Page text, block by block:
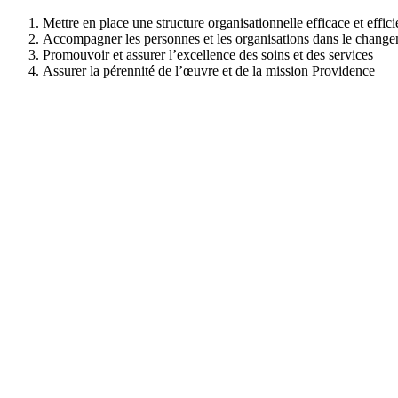
Mettre en place une structure organisationnelle efficace et
Accompagner les personnes et les organisations dans le
Promouvoir et assurer l’excellence des soins et des services
Assurer la pérennité de l’œuvre et de la mission Providence